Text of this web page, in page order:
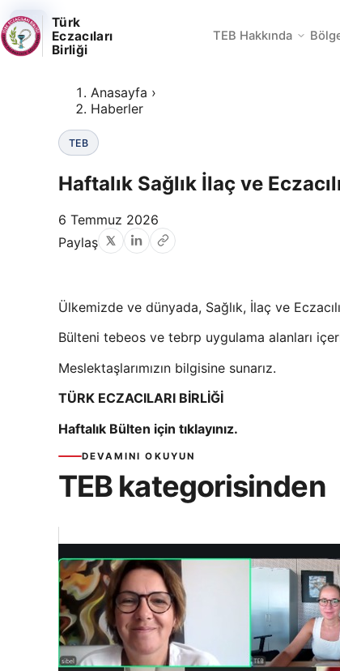
Türk
Eczacıları
Birliği
TEB Hakkında
Anasayfa ›
Haberler
TEB
Haftalık Sağlık İlaç ve
6 Temmuz 2026
Paylaş
Ülkemizde ve dünyada, Sağlık, İlaç ve
Bülteni tebeos ve tebrp uygulama alanları
Meslektaşlarımızın bilgisine sunarız.
TÜRK ECZACILARI BİRLİĞİ
Haftalık Bülten için tıklayınız.
DEVAMINI OKUYUN
TEB kategorisinden
TEB
TEB
TEB